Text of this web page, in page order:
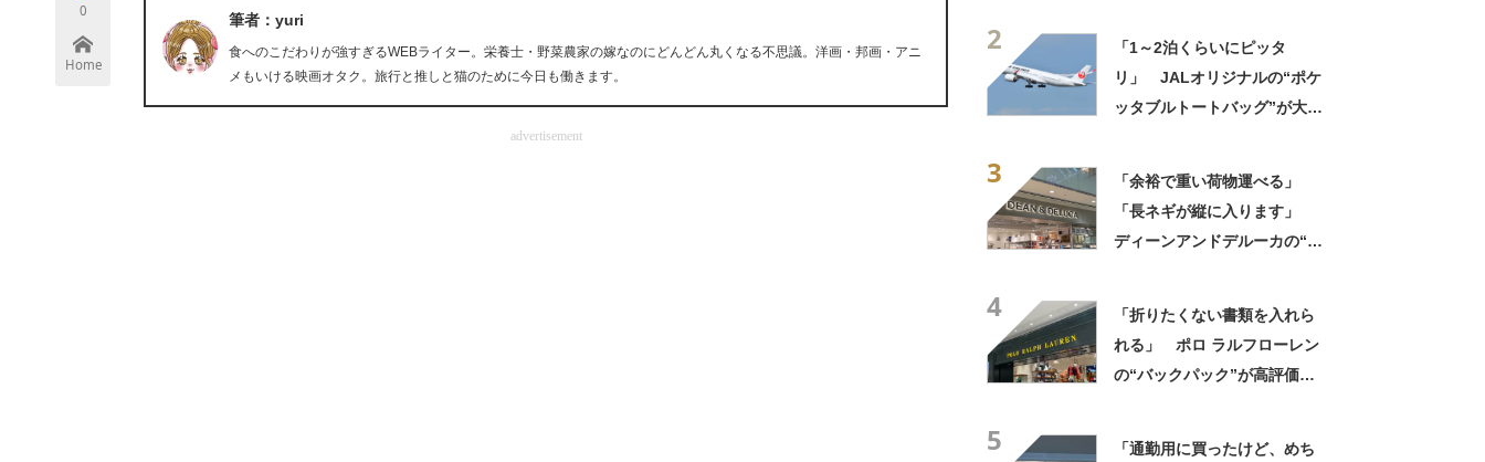
0
Home
筆者：yuri
食へのこだわりが強すぎるWEBライター。栄養士・野菜農家の嫁なのにどんどん丸くなる不思議。洋画・邦画・アニ
メもいける映画オタク。旅行と推しと猫のために今日も働きます。
advertisement
2
「1～2泊くらいにピッタ
リ」 JALオリジナルの“ポケ
ッタブルトートバッグ”が大好
3
「余裕で重い荷物運べる」
「長ネギが縦に入ります」
ディーンアンドデルーカの“折
4
「折りたくない書類を入れら
れる」 ポロ ラルフローレン
の“バックパック”が高評価
5
「通勤用に買ったけど、めち